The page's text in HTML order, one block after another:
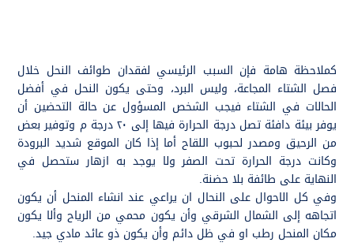
كملاحظة هامة فإن السبب الرئيسي لفقدان طوائف النحل خلال
فصل الشتاء المجاعة، وليس البرد، وحتى يكون النحل في أفضل
الحالات في الشتاء فيجب الشخص المسؤول عن حالة التحضين أن
يوفر بيئة دافئة تصل درجة الحرارة فيها إلى ٢٠ درجة م وتوفير بعض
من الرحيق ومصدر لحبوب اللقاح أما إذا كان الموقع شديد البرودة
وكانت درجة الحرارة تحت الصفر ولا يوجد به ازهار ستحصل في
النهاية على طائفة بلا حضنة.
وفي كل الاحوال على النحال ان يراعي عند انشاء المنحل أن يكون
اتجاهه إلى الشمال الشرقي وأن يكون محمي من الرياح وألا يكون
مكان المنحل رطب او في ظل دائم وأن يكون ذو عائد مادي جيد.